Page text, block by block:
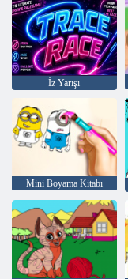
İz Yarışı
Mini Boyama Kitabı